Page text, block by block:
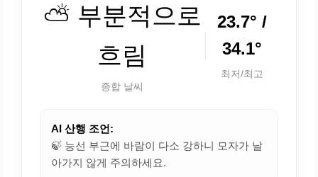
⛅ 부분적으로
흐림
종합 날씨
23.7° /
34.1°
최저/최고
AI 산행 조언:
🍃 능선 부근에 바람이 다소 강하니 모자가 날
아가지 않게 주의하세요.